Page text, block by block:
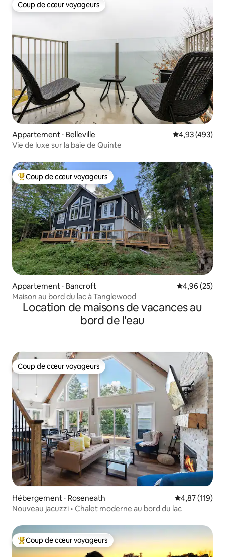
Coup de cœur voyageurs
Coup de cœur voyageurs
Appartement ⋅ Belleville Évaluation
4,93 (493)
Vie de luxe sur la baie de Quinte
Coups de cœur voyageurs les plus appréciés
Coup de cœur voyageurs
Appartement ⋅ Bancroft Évaluation
4,96 (25)
Maison au bord du lac à Tanglewood
Location de maisons de vacances au
bord de l'eau
Coup de cœur voyageurs
Coup de cœur voyageurs
Hébergement ⋅ Roseneath Évaluation
4,87 (119)
Nouveau jacuzzi • Chalet moderne au bord du lac
Coups de cœur voyageurs les plus appréciés
Coup de cœur voyageurs